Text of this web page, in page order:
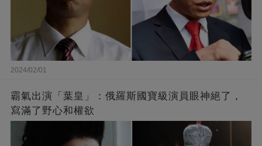
2024/02/01
霸氣出演「葉皇」：俄羅斯國寶級演員眼神絕了，
寫滿了野心和權欲